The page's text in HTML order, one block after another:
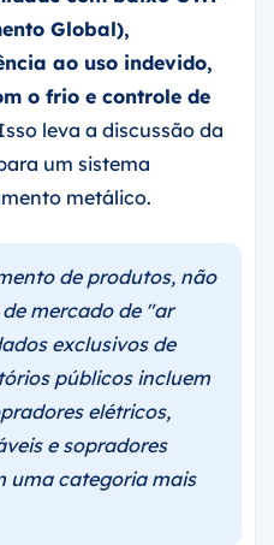
Global),
ao uso indevido,
o frio e controle de
um sistema
metálico.
mercado de "ar
públicos incluem
elétricos,
e sopradores
uma categoria mais